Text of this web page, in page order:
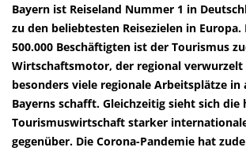
Bayern ist Reiseland Nummer 1 in
zu den beliebtesten Reisezielen in
500.000 Beschäftigten ist der Tourismus
Wirtschaftsmotor, der regional verwurzelt
besonders viele regionale Arbeitsplätze in
Bayerns schafft. Gleichzeitig sieht sich die
Tourismuswirtschaft starker
gegenüber. Die Corona-Pandemie hat